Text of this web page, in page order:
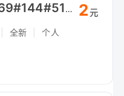
薇信5069#144#51[办][毕][业][証]、[成][績][單].
全新 个人
2元